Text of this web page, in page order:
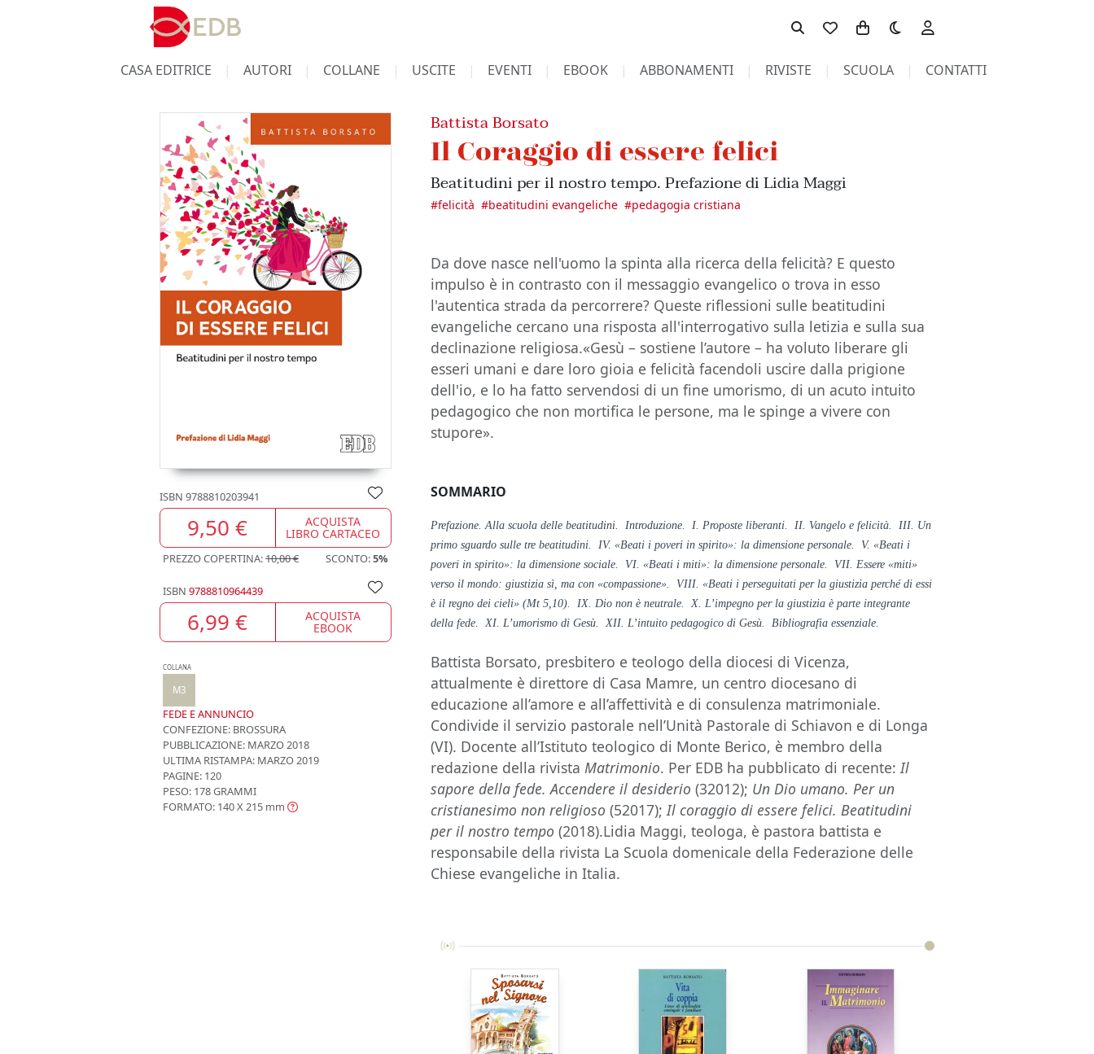
Toggle theme
CASA EDITRICE AUTORI COLLANE USCITE EVENTI EBOOK ABBONAMENTI RIVISTE SCUOLA CONTATTI
ISBN 9788810203941
9,50 € ACQUISTA
LIBRO CARTACEO
PREZZO COPERTINA:10,00 € SCONTO:5%
ISBN 9788810964439
6,99 € ACQUISTA
EBOOK
COLLANA
M3
FEDE E ANNUNCIO
CONFEZIONE: BROSSURA
PUBBLICAZIONE: MARZO 2018
ULTIMA RISTAMPA: MARZO 2019
PAGINE: 120
PESO: 178 GRAMMI
FORMATO: 140 X 215 mm
Battista Borsato
Il Coraggio di essere felici
Beatitudini per il nostro tempo. Prefazione di Lidia Maggi
#felicità #beatitudini evangeliche #pedagogia cristiana
Da dove nasce nell'uomo la spinta alla ricerca della felicità? E questo
impulso è in contrasto con il messaggio evangelico o trova in esso
l'autentica strada da percorrere? Queste riflessioni sulle beatitudini
evangeliche cercano una risposta all'interrogativo sulla letizia e sulla sua
declinazione religiosa.«Gesù – sostiene l’autore – ha voluto liberare gli
esseri umani e dare loro gioia e felicità facendoli uscire dalla prigione
dell'io, e lo ha fatto servendosi di un fine umorismo, di un acuto intuito
pedagogico che non mortifica le persone, ma le spinge a vivere con
stupore».
SOMMARIO
Prefazione. Alla scuola delle beatitudini. Introduzione. I. Proposte liberanti. II. Vangelo e felicità. III. Un
primo sguardo sulle tre beatitudini. IV. «Beati i poveri in spirito»: la dimensione personale. V. «Beati i
poveri in spirito»: la dimensione sociale. VI. «Beati i miti»: la dimensione personale. VII. Essere «miti»
verso il mondo: giustizia sì, ma con «compassione». VIII. «Beati i perseguitati per la giustizia perché di essi
è il regno dei cieli» (Mt 5,10). IX. Dio non è neutrale. X. L’impegno per la giustizia è parte integrante
della fede. XI. L’umorismo di Gesù. XII. L’intuito pedagogico di Gesù. Bibliografia essenziale.
Battista Borsato, presbitero e teologo della diocesi di Vicenza,
attualmente è direttore di Casa Mamre, un centro diocesano di
educazione all’amore e all’affettività e di consulenza matrimoniale.
Condivide il servizio pastorale nell’Unità Pastorale di Schiavon e di Longa
(VI). Docente all’Istituto teologico di Monte Berico, è membro della
redazione della rivistaMatrimonio. Per EDB ha pubblicato di recente:Il
sapore della fede. Accendere il desiderio (32012); Un Dio umano. Per un
cristianesimo non religioso(52017);Il coraggio di essere felici. Beatitudini
per il nostro tempo (2018).Lidia Maggi, teologa, è pastora battista e
responsabile della rivista La Scuola domenicale della Federazione delle
Chiese evangeliche in Italia.